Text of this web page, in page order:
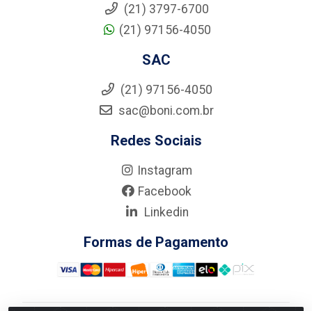
(21) 3797-6700
(21) 97156-4050
SAC
(21) 97156-4050
sac@boni.com.br
Redes Sociais
Instagram
Facebook
Linkedin
Formas de Pagamento